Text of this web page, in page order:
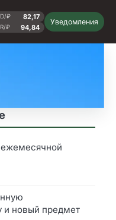
₽ 82,17
₽ 94,84
Уведомления
и новый предмет